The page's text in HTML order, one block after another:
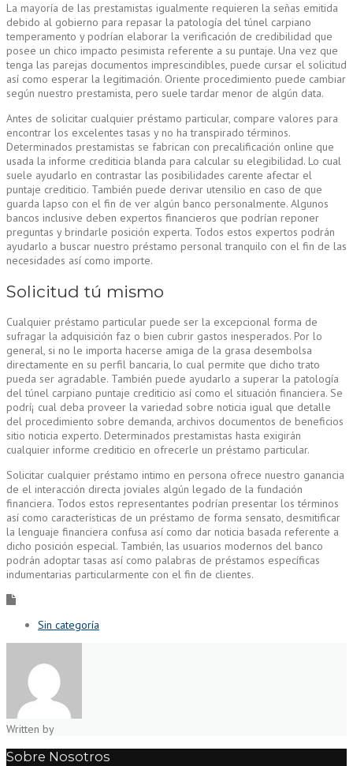
La mayoría de las prestamistas igualmente requieren la señas emitida
debido al gobierno para repasar la patologí­a del túnel carpiano
temperamento y podrían elaborar la verificación de credibilidad que
posee un chico impacto pesimista referente a su puntaje. Una vez que
tenga las parejas documentos imprescindibles, puede cursar el solicitud
así­ como esperar la legitimación. Oriente procedimiento puede cambiar
según nuestro prestamista, pero suele tardar menor de algún data.
Antes de solicitar cualquier préstamo particular, compare valores para
encontrar los excelentes tasas y no ha transpirado términos.
Determinados prestamistas se fabrican con precalificación online que
usada la informe crediticia blanda para calcular su elegibilidad. Lo cual
suele ayudarlo en contrastar las posibilidades carente afectar el
puntaje crediticio. También puede derivar utensilio en caso de que
guarda lapso con el fin de ver algún banco personalmente. Algunos
bancos inclusive deben expertos financieros que podrían reponer
preguntas y brindarle posición experta. Todos estos expertos podrán
ayudarlo a buscar nuestro préstamo personal tranquilo con el fin de las
necesidades así­ como importe.
Solicitud tú mismo
Cualquier préstamo particular puede ser la excepcional forma de
sufragar la adquisición faz o bien cubrir gastos inesperados. Por lo
general, si no le importa hacerse amiga de la grasa desembolsa
directamente en su perfil bancaria, lo cual permite que dicho trato
pueda ser agradable. También puede ayudarlo a superar la patologí­a
del túnel carpiano puntaje crediticio así­ como el situación financiera. Se
podrí¡ cual deba proveer la variedad sobre noticia igual que detalle
del procedimiento sobre demanda, archivos documentos de beneficios
sitio noticia experto. Determinados prestamistas hasta exigirán
cualquier informe crediticio en ofrecerle un préstamo particular.
Solicitar cualquier préstamo intimo en persona ofrece nuestro ganancia
de el interacción directa joviales algún legado de la fundación
financiera. Todos estos representantes podrían presentar los términos
así­ como características de un préstamo de forma sensato, desmitificar
la lenguaje financiera confusa así­ como dar noticia basada referente a
dicho posición especial. También, las usuarios modernos del banco
podrán adoptar tasas así­ como palabras de préstamos específicas
indumentarias particularmente con el fin de clientes.
Sin categoría
Written by
Sobre Nosotros